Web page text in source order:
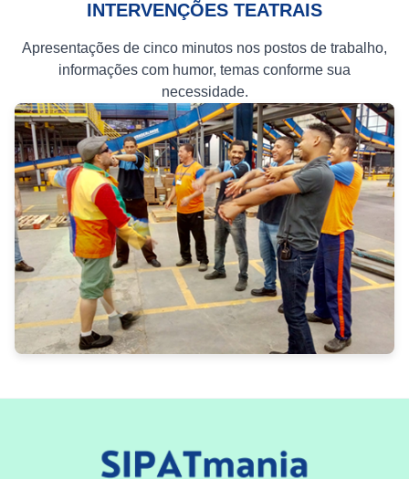
INTERVENÇÕES TEATRAIS
Apresentações de cinco minutos nos postos de trabalho,
informações com humor, temas conforme sua
necessidade.